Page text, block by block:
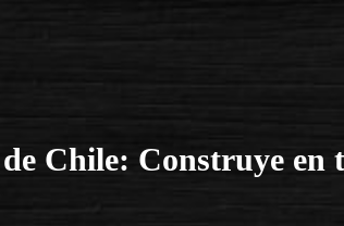
Chile: Construye en